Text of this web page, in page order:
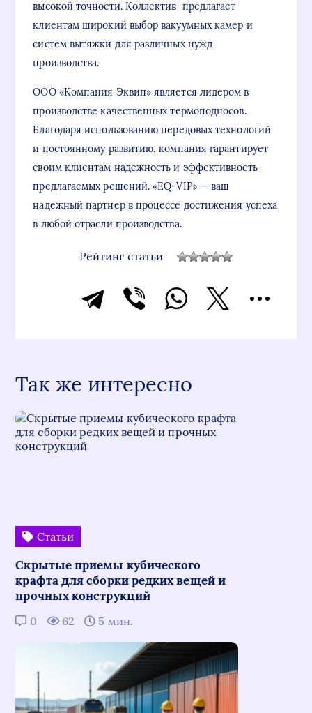
высокой точности. Коллектив предлагает
клиентам широкий выбор вакуумных камер и
систем вытяжки для различных нужд
производства.
ООО «Компания Эквип» является лидером в
производстве качественных термоподносов.
Благодаря использованию передовых технологий
и постоянному развитию, компания гарантирует
своим клиентам надежность и эффективность
предлагаемых решений. «EQ-VIP» — ваш
надежный партнер в процессе достижения успеха
в любой отрасли производства.
Рейтинг статьи
Так же интересно
Статьи
Скрытые приемы кубического
крафта для сборки редких вещей и
прочных конструкций
0 62 5 мин.